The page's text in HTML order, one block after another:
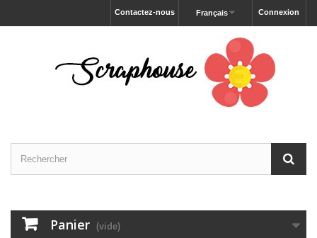
Connexion
Français
Contactez-nous
Panier (vide)